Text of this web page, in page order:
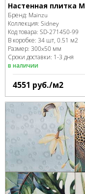
Настенная плитка
Бренд: Mainzu
Коллекция: Sidney
Код товара: SD-271450-99
В коробке: 34 шт, 0.51 м2
Размер: 300x50 мм
Сроки доставки: 1-3 дня
в наличии
4551 руб./м2